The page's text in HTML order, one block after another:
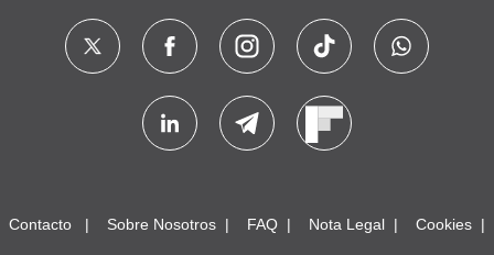
Contacto Sobre Nosotros FAQ Nota Legal Cookies